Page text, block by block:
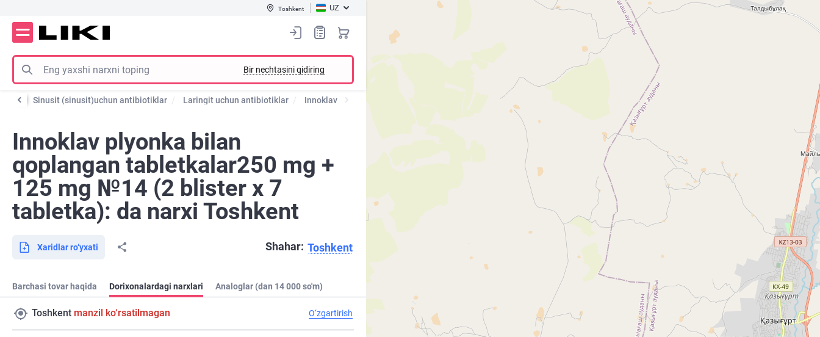
Toshkent UZ
Bir nechtasini qidiring
Sinusit (sinusit)uchun antibiotiklar Laringit uchun antibiotiklar Innoklav
Innoklav plyonka bilan
qoplangan tabletkalar250 mg +
125 mg №14 (2 blister х 7
tabletka): da narxi Toshkent
Shahar: Toshkent
Xaridlar ro‘yxati
Barchasi tovar haqida Dorixonalardagi narxlari Analoglar (dan 14 000 so'm)
Toshkent manzil ko‘rsatilmagan O‘zgartirish